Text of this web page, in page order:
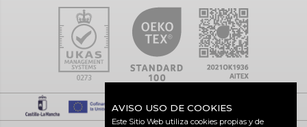
AVISO USO DE COOKIES
Este Sitio Web utiliza cookies propias y de